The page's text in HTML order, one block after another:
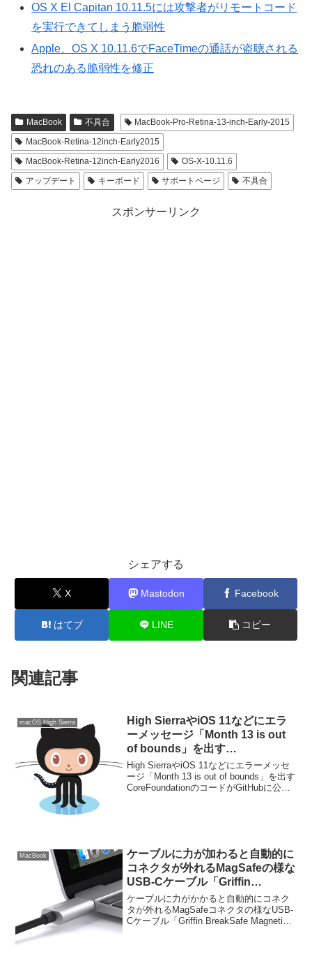
OS X El Capitan 10.11.5には攻撃者がリモートコード
を実行できてしまう脆弱性
Apple、OS X 10.11.6でFaceTimeの通話が盗聴される
恐れのある脆弱性を修正
MacBook 不具合
MacBook-Pro-Retina-13-inch-Early-2015
MacBook-Retina-12inch-Early2015
MacBook-Retina-12inch-Early2016
OS-X-10.11.6
アップデート
キーボード サポートページ 不具合
スポンサーリンク
シェアする
X Mastodon Facebook
はてブ LINE コピー
関連記事
macOS High Sierra
High SierraやiOS 11などにエラ
ーメッセージ「Month 13 is out
of bounds」を出す
CoreFoundationのコードが
GitHubに公開。
High SierraやiOS 11などにエラーメッセ
ージ「Month 13 is out of bounds」を出す
CoreFoundationのコードがGitHubに公開
MacBook
ケーブルに力が加わると自動的に
コネクタが外れるMagSafeの様な
USB-Cケーブル「Griffin
BreakSafe Magnetic USB-C
Power Cable」のレビュー動画が
公開。
ケーブルに力がかかると自動的にコネク
タが外れるMagSafeコネクタの様なUSB-
Cケーブル「Griffin BreakSafe Magnetic